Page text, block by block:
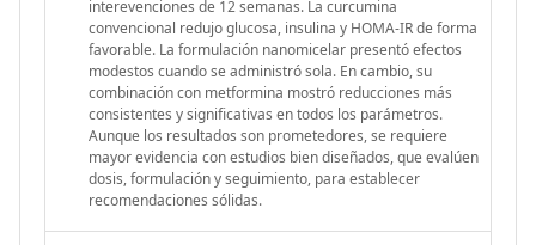
interevenciones de 12 semanas. La curcumina
convencional redujo glucosa, insulina y HOMA-IR de forma
favorable. La formulación nanomicelar presentó efectos
modestos cuando se administró sola. En cambio, su
combinación con metformina mostró reducciones más
consistentes y significativas en todos los parámetros.
Aunque los resultados son prometedores, se requiere
mayor evidencia con estudios bien diseñados, que evalúen
dosis, formulación y seguimiento, para establecer
recomendaciones sólidas.